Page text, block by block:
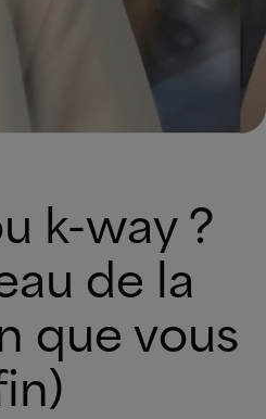
k-way ?
de la
que vous